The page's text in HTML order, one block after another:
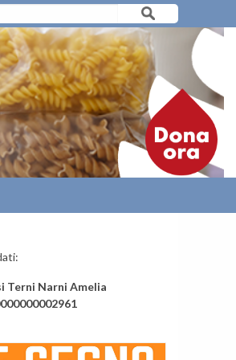
CERC
A
MESSE VIDEO CATTEDRALI
>
Terni Narni Amelia